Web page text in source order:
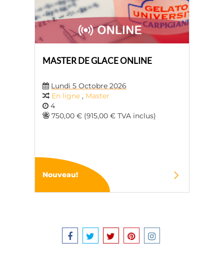
MASTER DE GLACE ONLINE
Lundi 5 Octobre 2026
En ligne , Master
4
750,00 € (915,00 € TVA inclus)
Nouveau!